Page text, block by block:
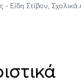
- Είδη Στίβου Σχολικά